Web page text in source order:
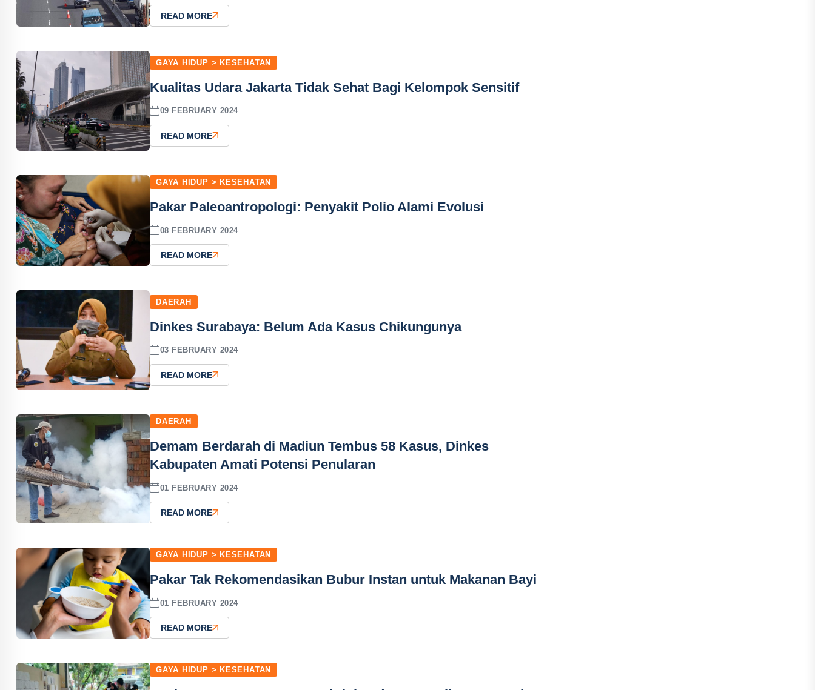
READ MORE
GAYA HIDUP > KESEHATAN
Kualitas Udara Jakarta Tidak Sehat Bagi Kelompok Sensitif
09 FEBRUARY 2024
READ MORE
GAYA HIDUP > KESEHATAN
Pakar Paleoantropologi: Penyakit Polio Alami Evolusi
08 FEBRUARY 2024
READ MORE
DAERAH
Dinkes Surabaya: Belum Ada Kasus Chikungunya
03 FEBRUARY 2024
READ MORE
DAERAH
Demam Berdarah di Madiun Tembus 58 Kasus, Dinkes
Kabupaten Amati Potensi Penularan
01 FEBRUARY 2024
READ MORE
GAYA HIDUP > KESEHATAN
Pakar Tak Rekomendasikan Bubur Instan untuk Makanan Bayi
01 FEBRUARY 2024
READ MORE
GAYA HIDUP > KESEHATAN